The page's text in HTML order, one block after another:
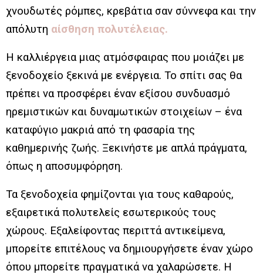
χνουδωτές ρόμπες, κρεβάτια σαν σύννεφα και την
απόλυτη αίσθηση πολυτέλειας.
Η καλλιέργεια μιας ατμόσφαιρας που μοιάζει με
ξενοδοχείο ξεκινά με ενέργεια. Το σπίτι σας θα
πρέπει να προσφέρει έναν εξίσου συνδυασμό
ηρεμιστικών και δυναμωτικών στοιχείων – ένα
καταφύγιο μακριά από τη φασαρία της
καθημερινής ζωής. Ξεκινήστε με απλά πράγματα,
όπως η αποσυμφόρηση.
Τα ξενοδοχεία φημίζονται για τους καθαρούς,
εξαιρετικά πολυτελείς εσωτερικούς τους
χώρους. Εξαλείφοντας περιττά αντικείμενα,
μπορείτε επιτέλους να δημιουργήσετε έναν χώρο
όπου μπορείτε πραγματικά να χαλαρώσετε. Η